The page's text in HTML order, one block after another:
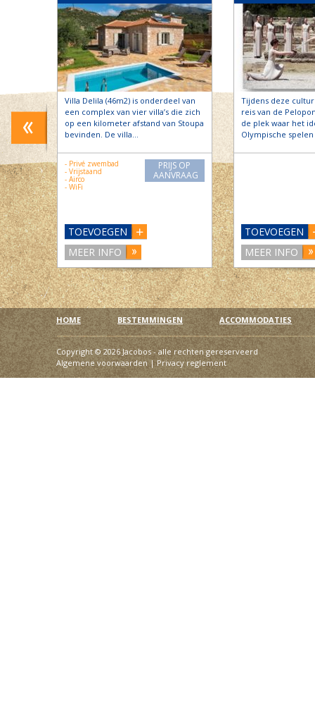
met
OP
Villa Delila (46m2) is onderdeel van
een complex van vier villa’s die zich
op een kilometer afstand van Stoupa
bevinden. De villa…
- Privé zwembad
- Vrijstaand
- Airco
- WiFi
PRIJS OP
AANVRAAG
TOEVOEGEN
MEER INFO
Tijdens deze
reis van de
de plek waar het
Olympische
TOEVOEGEN
MEER INFO
HOME BESTEMMINGEN ACCOMMODATIES
Copyright © 2026 Jacobos - alle rechten gereserveerd
Algemene voorwaarden|Privacy reglement